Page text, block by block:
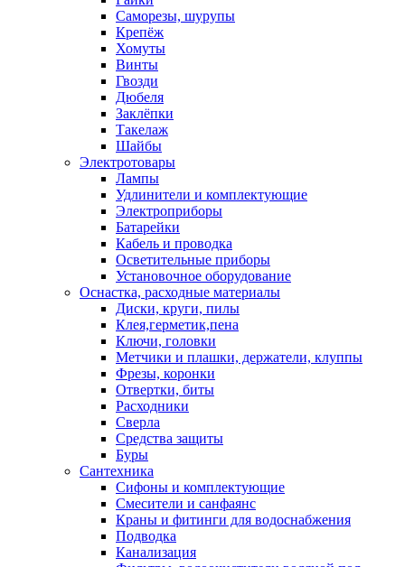
Саморезы, шурупы
Крепёж
Хомуты
Винты
Гвозди
Дюбеля
Заклёпки
Такелаж
Шайбы
Электротовары
Лампы
Удлинители и комплектующие
Электроприборы
Батарейки
Кабель и проводка
Осветительные приборы
Установочное оборудование
Оснастка, расходные материалы
Диски, круги, пилы
Клея,герметик,пена
Ключи, головки
Метчики и плашки, держатели, клуппы
Фрезы, коронки
Отвертки, биты
Расходники
Сверла
Средства защиты
Буры
Сантехника
Сифоны и комплектующие
Смесители и санфаянс
Краны и фитинги для водоснабжения
Подводка
Канализация